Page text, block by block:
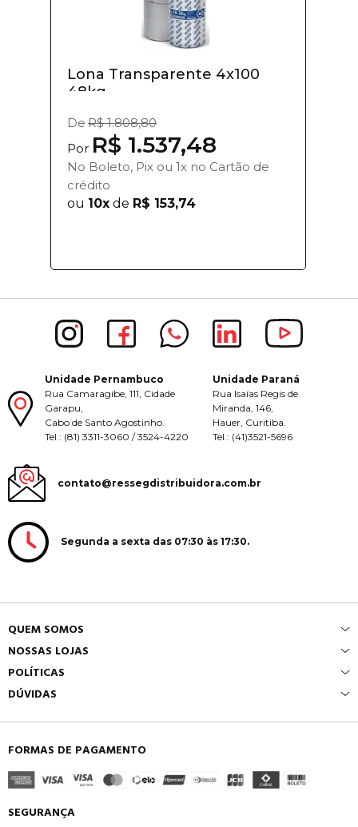
Lona Transparente 4x100
48kg
De R$ 1.808,80
Por R$ 1.537,48
No Boleto, Pix ou 1x no Cartão de
crédito
ou 10x de R$ 153,74
Unidade Pernambuco
Rua Camaragibe, 111, Cidade
Garapu,
Cabo de Santo Agostinho.
Tel.: (81) 3311-3060 / 3524-4220
Unidade Paraná
Rua Isaías Regis de
Miranda, 146,
Hauer, Curitiba.
Tel.: (41)3521-5696
contato@ressegdistribuidora.com.br
Segunda a sexta das 07:30 às 17:30.
QUEM SOMOS
NOSSAS LOJAS
POLÍTICAS
DÚVIDAS
FORMAS DE PAGAMENTO
SEGURANÇA